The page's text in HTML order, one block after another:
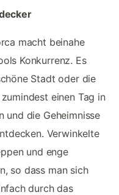
macht beinahe
Konkurrenz. Es
Stadt oder die
einen Tag in
und die Geheimnisse
Verwinkelte
und enge
so dass man sich
durch das